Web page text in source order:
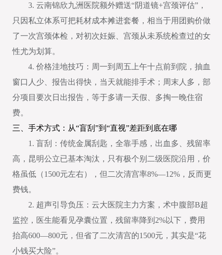
3. 云南锦欣九洲医院额外赠送“阴道镜+宫颈评估”，
只因私立体系可把耗材成本摊进套餐，相当于用团购价做
了一次宫颈体检，对初次妊娠、宫颈从未系统检查过的女
性尤为划算。
4. 价格洼地技巧：周一到周五上午十点前到院，抽血
窗口人少、报告出得快，当天就能排手术；周末人多，部
分项目要次日出报告，等于多请一天假、多掏一晚住宿
费。
三、手术方式：从“盲刮”到“直视”差距到底在哪
1. 盲刮：传统金属刮匙，全靠手感，出血多、残留率
高，昆明公立已基本淘汰，只有极个别二级医院沿用，价
格虽低（1500元左右），但二次清宫率8%—12%，反而更
费钱。
2. 超声引导负压：云大医院主力方案，术中腹部B超
监控，医生能看见孕囊位置，残留率降到2%以下，费用
抬高600—800元，但省了二次清宫的1500元，其实是“花
小钱买大险”。